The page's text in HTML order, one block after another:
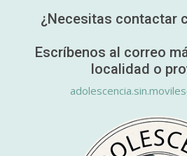
¿Necesitas contactar
Escríbenos al correo
localidad o